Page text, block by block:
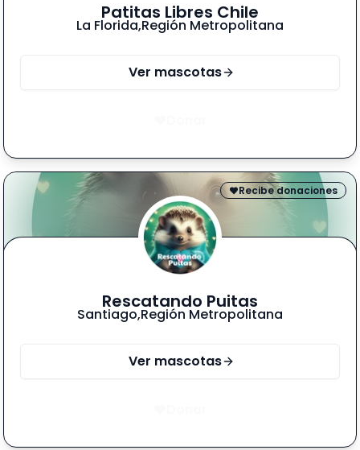
Patitas Libres Chile
La Florida,Región Metropolitana
Ver mascotas
Recibe donaciones
Rescatando Puitas
Santiago,Región Metropolitana
Ver mascotas